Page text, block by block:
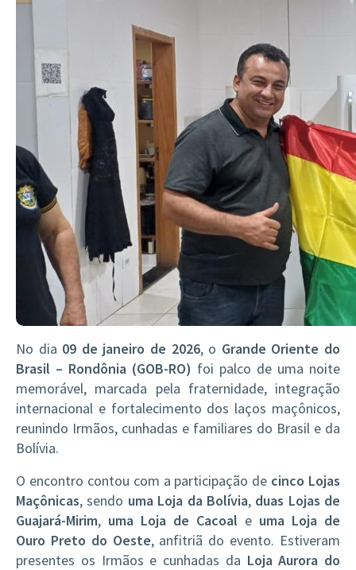
No dia 09 de janeiro de 2026, o Grande Oriente do
Brasil – Rondônia (GOB-RO) foi palco de uma noite
memorável, marcada pela fraternidade, integração
internacional e fortalecimento dos laços maçônicos,
reunindo Irmãos, cunhadas e familiares do Brasil e da
Bolívia.
O encontro contou com a participação de cinco Lojas
Maçônicas, sendo uma Loja da Bolívia, duas Lojas de
Guajará-Mirim, uma Loja de Cacoal e uma Loja de
Ouro Preto do Oeste, anfitriã do evento. Estiveram
presentes os Irmãos e cunhadas da Loja Aurora do